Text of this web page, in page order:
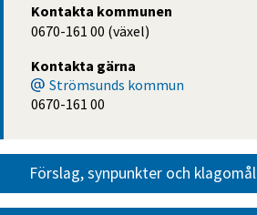
Kontakta kommunen
0670-161 00 (växel)
Kontakta gärna
Strömsunds kommun
0670-161 00
Förslag, synpunkter och klagomål